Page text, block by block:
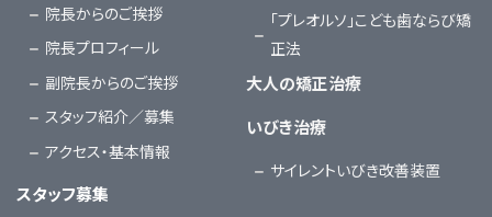
院長からのご挨拶
院長プロフィール
副院長からのご挨拶
スタッフ紹介／募集
アクセス・基本情報
スタッフ募集
「プレオルソ」こども歯ならび矯
正法
大人の矯正治療
いびき治療
サイレントいびき改善装置